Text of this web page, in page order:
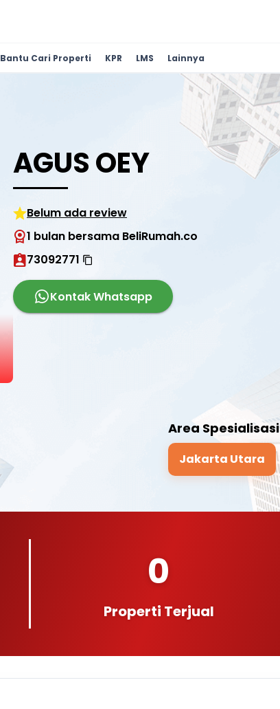
Bantu Cari Properti KPR LMS Lainnya
AGUS OEY
Belum ada review
1 bulan bersama BeliRumah.co
73092771
Kontak Whatsapp
Area Spesialisasi
Jakarta Utara
0
Properti Terjual